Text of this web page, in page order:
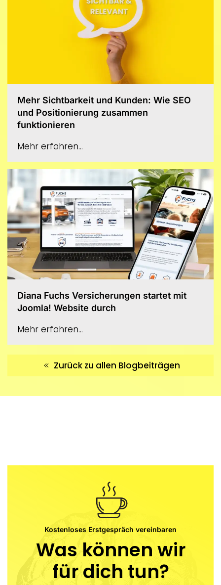
Mehr Sichtbarkeit und Kunden: Wie SEO
und Positionierung zusammen
funktionieren
Mehr erfahren...
Diana Fuchs Versicherungen startet mit
Joomla! Website durch
Mehr erfahren...
Zurück zu allen Blogbeiträgen
Kostenloses Erstgespräch vereinbaren
Was können wir
für dich tun?